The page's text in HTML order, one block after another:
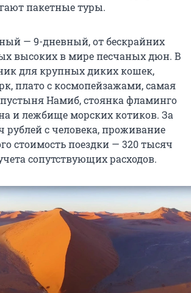
пакетные туры.
— 9-дневный, от бескрайних
высоких в мире песчаных дюн. В
для крупных диких кошек,
плато с космопейзажами, самая
Намиб, стоянка фламинго
и лежбище морских котиков. За
рублей с человека, проживание
стоимость поездки — 320 тысяч
сопутствующих расходов.